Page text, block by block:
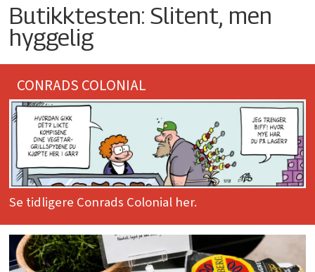
Butikktesten: Slitent, men
hyggelig
CONRADS COLONIAL
Se tidligere Conrads Colonial her.